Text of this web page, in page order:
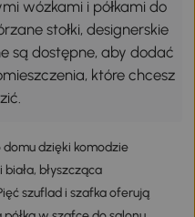
z naszą linią biurek
krzeseł, lub
wózkami i półkami do
stołki, designerskie
które chcesz
dzięki komodzie